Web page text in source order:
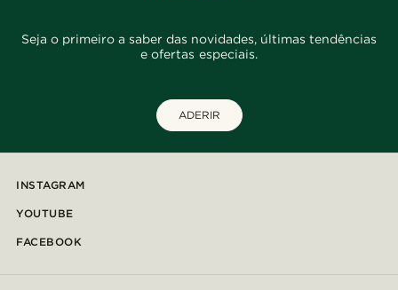
Seja o primeiro a saber das novidades, últimas tendências
e ofertas especiais.
ADERIR
INSTAGRAM
YOUTUBE
FACEBOOK